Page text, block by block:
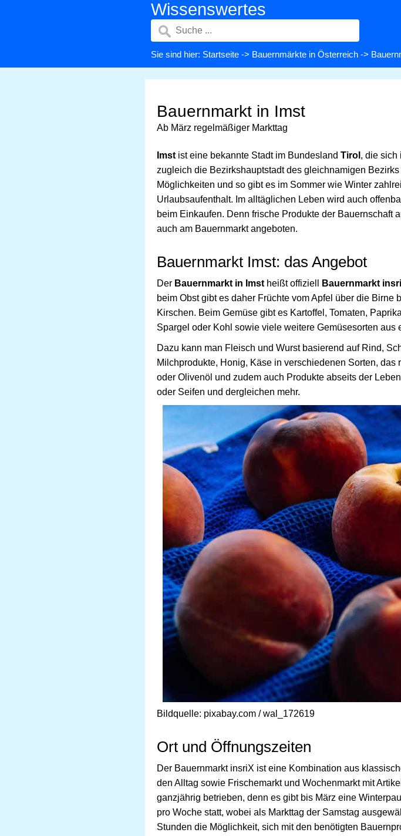
Wissenswertes
Sie sind hier: Startseite -> Bauernmärkte in Österreich ->
Bauernmarkt in Imst
Ab März regelmäßiger Markttag
Imst ist eine bekannte Stadt im Bundesland Tirol , die sich
zugleich die Bezirkshauptstadt des gleichnamigen
Möglichkeiten und so gibt es im Sommer wie Winter
Urlaubsaufenthalt. Im alltäglichen Leben wird auch
beim Einkaufen. Denn frische Produkte der Bauernschaft
auch am Bauernmarkt angeboten.
Bauernmarkt Imst: das Angebot
Der Bauernmarkt in Imst heißt offiziell Bauernmarkt
beim Obst gibt es daher Früchte vom Apfel über die
Kirschen. Beim Gemüse gibt es Kartoffel, Tomaten,
Spargel oder Kohl sowie viele weitere Gemüsesorten aus
Dazu kann man Fleisch und Wurst basierend auf Rind,
Milchprodukte, Honig, Käse in verschiedenen Sorten,
oder Olivenöl und zudem auch Produkte abseits der
oder Seifen und dergleichen mehr.
Bildquelle: pixabay.com / wal_172619
Ort und Öffnungszeiten
Der Bauernmarkt insriX ist eine Kombination aus
den Alltag sowie Frischemarkt und Wochenmarkt mit
ganzjährig betrieben, denn es gibt bis März eine
pro Woche statt, wobei als Markttag der Samstag
Stunden die Möglichkeit, sich mit den benötigten